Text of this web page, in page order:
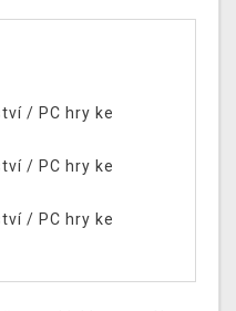
/ PC hry ke
/ PC hry ke
/ PC hry ke